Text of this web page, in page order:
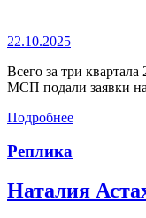
22.10.2025
Всего за три
МСП подали заявки
Подробнее
Реплика
Наталия